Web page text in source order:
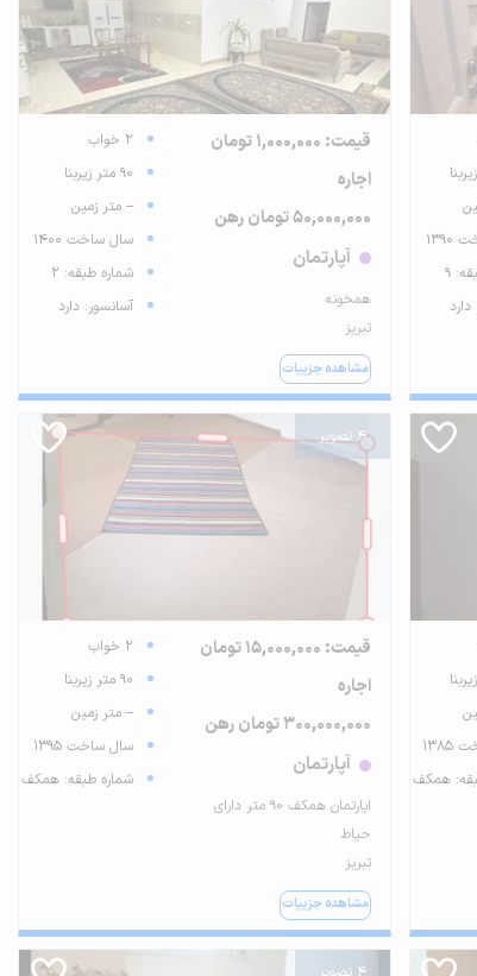
9
قیمت: 1,000,000 تومان
اجاره
50,000,000 تومان رهن
آپارتمان
همخونه
تبریز
مشاهده جزییات
2 خواب
90 متر زیربنا
-- متر زمین
سال ساخت 1400
شماره طبقه: 2
آسانسور: دارد
همکف
4 تصویر
قیمت: 15,000,000 تومان
اجاره
300,000,000 تومان رهن
آپارتمان
اپارتمان همکف ۹۰ متر دارای
حیاط
تبریز
مشاهده جزییات
2 خواب
90 متر زیربنا
-- متر زمین
سال ساخت 1395
شماره طبقه: همکف